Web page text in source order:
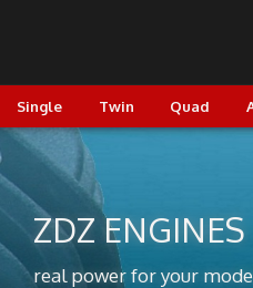
Single Twin Quad
ZDZ ENGINES
real power for your